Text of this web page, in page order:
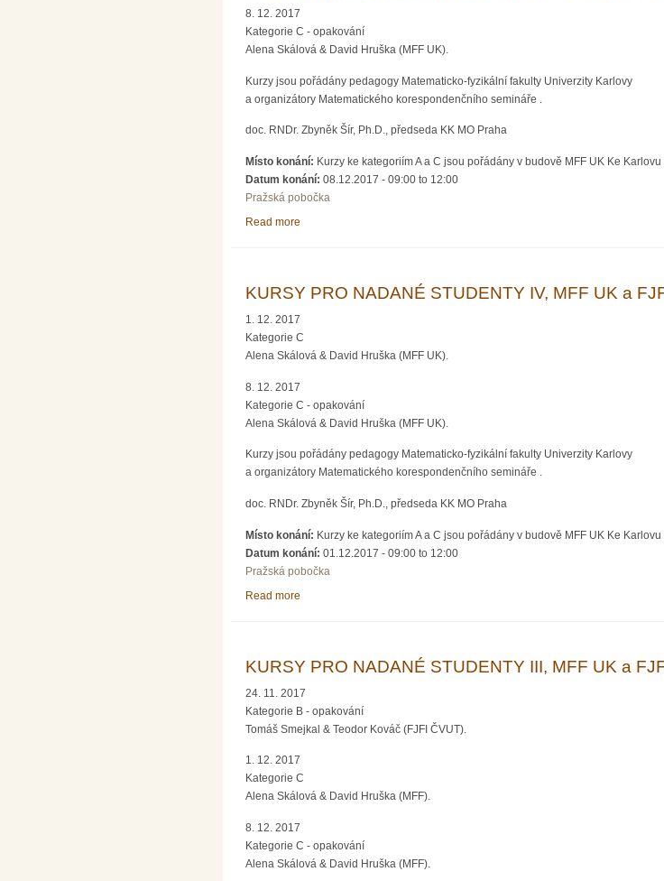
8. 12. 2017
Kategorie C - opakování
Alena Skálová & David Hruška (MFF UK).
Kurzy jsou pořádány pedagogy Matematicko-fyzikální fakulty Univerzity Karlovy
a organizátory Matematického korespondenčního semináře .
doc. RNDr. Zbyněk Šír, Ph.D., předseda KK MO Praha
Místo konání: Kurzy ke kategoriím A a C jsou pořádány v budově MFF UK Ke
Datum konání: 08.12.2017 - 09:00 to 12:00
Pražská pobočka
Read more
KURSY PRO NADANÉ STUDENTY IV, MFF UK a
1. 12. 2017
Kategorie C
Alena Skálová & David Hruška (MFF UK).
8. 12. 2017
Kategorie C - opakování
Alena Skálová & David Hruška (MFF UK).
Kurzy jsou pořádány pedagogy Matematicko-fyzikální fakulty Univerzity Karlovy
a organizátory Matematického korespondenčního semináře .
doc. RNDr. Zbyněk Šír, Ph.D., předseda KK MO Praha
Místo konání: Kurzy ke kategoriím A a C jsou pořádány v budově MFF UK Ke
Datum konání: 01.12.2017 - 09:00 to 12:00
Pražská pobočka
Read more
KURSY PRO NADANÉ STUDENTY III, MFF UK a
24. 11. 2017
Kategorie B - opakování
Tomáš Smejkal & Teodor Kováč (FJFI ČVUT).
1. 12. 2017
Kategorie C
Alena Skálová & David Hruška (MFF).
8. 12. 2017
Kategorie C - opakování
Alena Skálová & David Hruška (MFF).